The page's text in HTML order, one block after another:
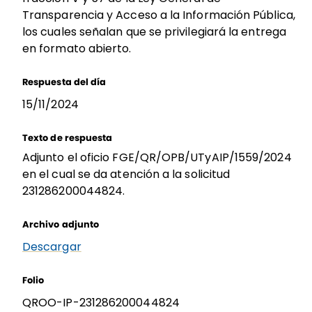
Transparencia y Acceso a la Información Pública,
los cuales señalan que se privilegiará la entrega
en formato abierto.
Respuesta del día
15/11/2024
Texto de respuesta
Adjunto el oficio FGE/QR/OPB/UTyAIP/1559/2024
en el cual se da atención a la solicitud
231286200044824.
Archivo adjunto
Descargar
Folio
QROO-IP-231286200044824